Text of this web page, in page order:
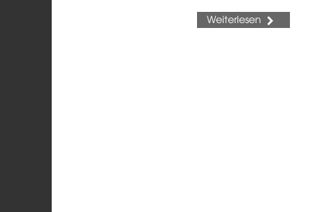
Weiterlesen